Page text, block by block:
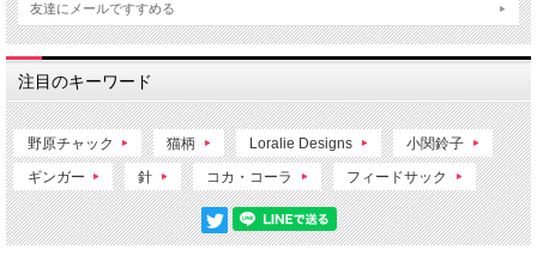
友達にメールですすめる
注目のキーワード
野原チャック 猫柄 Loralie Designs 小関鈴子
ギンガー 針 コカ・コーラ フィードサック